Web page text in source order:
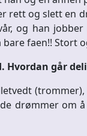
rett og slett en
og han
faen!! Stort
Hvordan går
drømmer om